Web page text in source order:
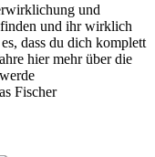
und
finden und ihr wirklich
dass du dich komplett
hier mehr über die
Fischer